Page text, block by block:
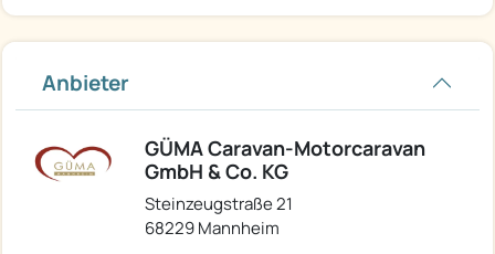
Anbieter
GÜMA Caravan-Motorcaravan
GmbH & Co. KG
Steinzeugstraße 21
68229 Mannheim